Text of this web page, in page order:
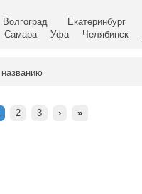
Волгоград Екатеринбург
Самара Уфа Челябинск
названию
2 3 › »